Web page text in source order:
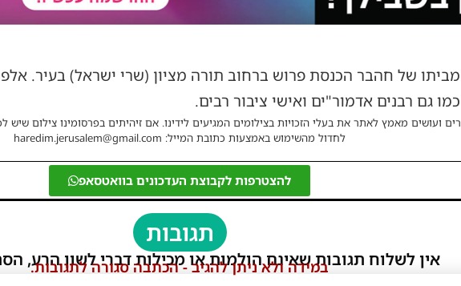
של חהבר הכנסת פרוש ברחוב תורה מציון (שרי ישראל) בעיר.
גם רבנים אדמור"ים ואישי ציבור רבים.
ועושים מאמץ לאתר את בעלי הזכויות בצילומים המגיעים לידינו. אם זיהיתים בפרסומינו צילום
לחדול מהשימוש באמצעות כתובת המייל: haredim.jerusalem@gmail.com
להצטרפות לקבוצת העדכונים בוואטסאפ
תגובות
אין לשלוח תגובות שאינם הולמות או מכילות דברי לשון הרע,
במידה ולא ניתן להגיב - הכתבה סגורה לתגובות.